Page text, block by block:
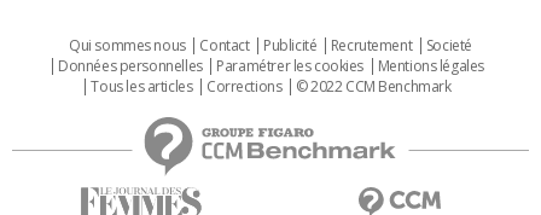
Qui sommes nous Contact Publicité Recrutement
Societé
Données personnelles
Paramétrer les cookies
Mentions légales
Tous les articles
Corrections © 2022 CCM Benchmark